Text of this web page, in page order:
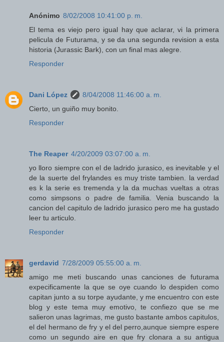
Anónimo 8/02/2008 10:41:00 p. m.
El tema es viejo pero igual hay que aclarar, vi la primera
pelicula de Futurama, y se da una segunda revision a esta
historia (Jurassic Bark), con un final mas alegre.
Responder
Dani López
8/04/2008 11:46:00 a. m.
Cierto, un guiño muy bonito.
Responder
The Reaper 4/20/2009 03:07:00 a. m.
yo lloro siempre con el de ladrido jurasico, es inevitable y el
de la suerte del frylandes es muy triste tambien. la verdad
es k la serie es tremenda y la da muchas vueltas a otras
como simpsons o padre de familia. Venia buscando la
cancion del capitulo de ladrido jurasico pero me ha gustado
leer tu articulo.
Responder
gerdavid 7/28/2009 05:55:00 a. m.
amigo me meti buscando unas canciones de futurama
expecificamente la que se oye cuando lo despiden como
capitan junto a su torpe ayudante, y me encuentro con este
blog y este tema muy emotivo, te confiezo que se me
salieron unas lagrimas, me gusto bastante ambos capitulos,
el del hermano de fry y el del perro,aunque siempre espere
como un segundo aire en que fry clonara a su antigua